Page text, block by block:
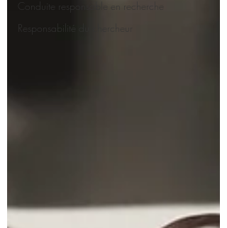
Conduite responsable en recherche
Responsabilité du chercheur